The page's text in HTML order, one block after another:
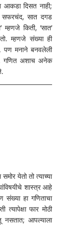
आकडा दिसत नाही;
सफरचंद, सात दगड
किती, ’सात’
म्हणजे संख्या ही
पण मनाने बनवलेली
गणित अशाच अनेक
येतो तो त्याच्या
शास्त्र आहे
संख्या हा गणिताचा
त्यापेक्षा फार मोठी
नसतात; आपल्याला